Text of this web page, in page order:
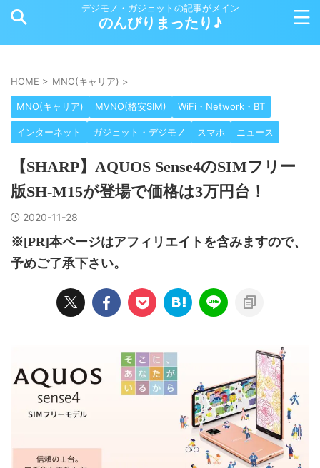
デジモノ・ガジェットの記事がメイン
のんびりまったり♪
HOME > MNO(キャリア) >
MNO(キャリア) MVNO(格安SIM) WiFi・Network・BT
インターネット ガジェット・デジモノ スマホ ニュース
【SHARP】AQUOS Sense4のSIMフリー
版SH-M15が登場で価格は3万円台！
2020-11-28
※[PR]本ページはアフィリエイトを含みますので、
予めご了承下さい。